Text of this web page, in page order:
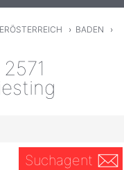
› BADEN
›
Suchagent